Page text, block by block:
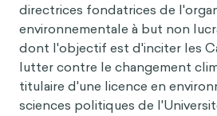
directrices fondatrices de
environnementale à but non
dont l'objectif est d'inciter les
lutter contre le changement
titulaire d'une licence en
sciences politiques de